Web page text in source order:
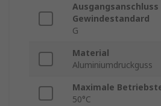
Ausgangsanschluss
Gewindestandard
G
Material
Aluminiumdruckguss
Maximale
50°C